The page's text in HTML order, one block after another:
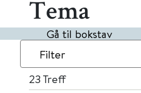
Tema
Gå til bokstav
Filter
23 Treff